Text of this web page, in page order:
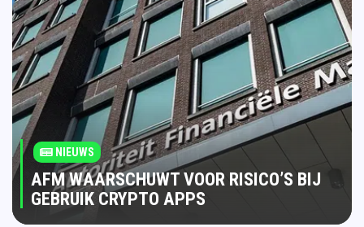
NIEUWS
AFM WAARSCHUWT VOOR RISICO’S BIJ
GEBRUIK CRYPTO APPS